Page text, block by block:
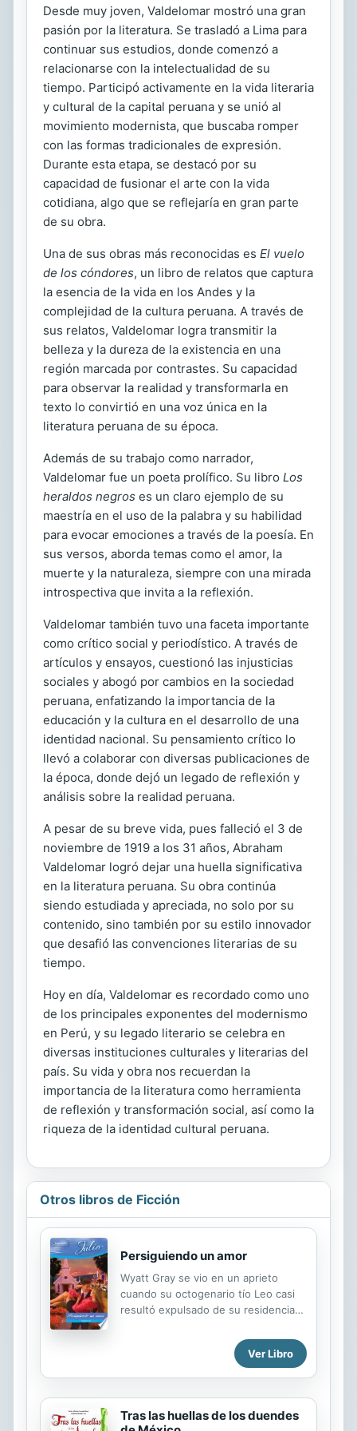
Desde muy joven, Valdelomar mostró una gran
pasión por la literatura. Se trasladó a Lima para
continuar sus estudios, donde comenzó a
relacionarse con la intelectualidad de su
tiempo. Participó activamente en la vida literaria
y cultural de la capital peruana y se unió al
movimiento modernista, que buscaba romper
con las formas tradicionales de expresión.
Durante esta etapa, se destacó por su
capacidad de fusionar el arte con la vida
cotidiana, algo que se reflejaría en gran parte
de su obra.
Una de sus obras más reconocidas es El vuelo
de los cóndores, un libro de relatos que captura
la esencia de la vida en los Andes y la
complejidad de la cultura peruana. A través de
sus relatos, Valdelomar logra transmitir la
belleza y la dureza de la existencia en una
región marcada por contrastes. Su capacidad
para observar la realidad y transformarla en
texto lo convirtió en una voz única en la
literatura peruana de su época.
Además de su trabajo como narrador,
Valdelomar fue un poeta prolífico. Su libro Los
heraldos negros es un claro ejemplo de su
maestría en el uso de la palabra y su habilidad
para evocar emociones a través de la poesía. En
sus versos, aborda temas como el amor, la
muerte y la naturaleza, siempre con una mirada
introspectiva que invita a la reflexión.
Valdelomar también tuvo una faceta importante
como crítico social y periodístico. A través de
artículos y ensayos, cuestionó las injusticias
sociales y abogó por cambios en la sociedad
peruana, enfatizando la importancia de la
educación y la cultura en el desarrollo de una
identidad nacional. Su pensamiento crítico lo
llevó a colaborar con diversas publicaciones de
la época, donde dejó un legado de reflexión y
análisis sobre la realidad peruana.
A pesar de su breve vida, pues falleció el 3 de
noviembre de 1919 a los 31 años, Abraham
Valdelomar logró dejar una huella significativa
en la literatura peruana. Su obra continúa
siendo estudiada y apreciada, no solo por su
contenido, sino también por su estilo innovador
que desafió las convenciones literarias de su
tiempo.
Hoy en día, Valdelomar es recordado como uno
de los principales exponentes del modernismo
en Perú, y su legado literario se celebra en
diversas instituciones culturales y literarias del
país. Su vida y obra nos recuerdan la
importancia de la literatura como herramienta
de reflexión y transformación social, así como la
riqueza de la identidad cultural peruana.
Otros libros de Ficción
Persiguiendo un amor
Wyatt Gray se vio en un aprieto
cuando su octogenario tío Leo casi
resultó expulsado de su residencia
único interesante fue Jane Carlton,
cuya tía y cuya abuela eran objetos
Wyatt, así que, cuando los parientes
Ver Libro
Tras las huellas de los duendes